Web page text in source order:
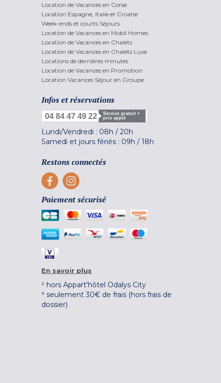
Location de Vacances en Corse
Location Espagne, Italie et Croatie
Week-ends et courts Séjours
Location de Vacances en Mobil Homes
Location de Vacances en Chalets
Location de Vacances en Chalets Luxe
Locations de dernières minutes
Location de Vacances en Promotion
Location Vacances Séjour en Groupe
Infos et réservations
04 84 47 49 22
Service gratuit +
prix appel
Lundi/Vendredi : 08h / 20h
Samedi et jours fériés : 09h / 18h
Restons connectés
Paiement sécurisé
En savoir plus
² hors Appart'hôtel Odalys City
³ seulement 30€ de frais (hors frais de
dossier)